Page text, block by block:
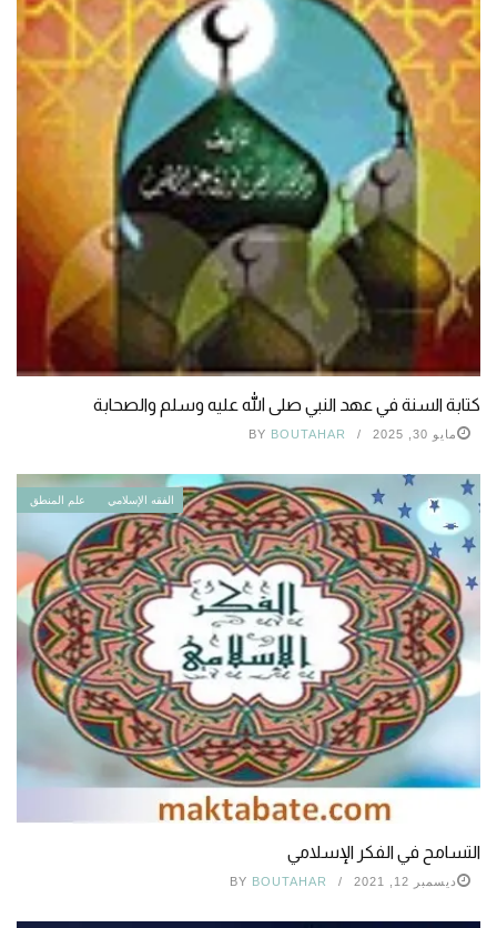
كتابة السنة في عهد النبي صلى الله عليه وسلم والصحابة
مايو 30, 2025 BY BOUTAHAR
الفقه الإسلامي علم المنطق
التسامح في الفكر الإسلامي
ديسمبر 12, 2021 BY BOUTAHAR